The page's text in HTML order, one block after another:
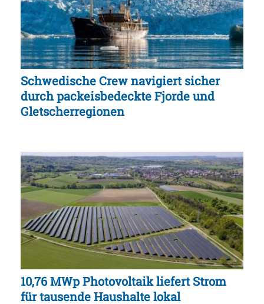
Schwedische Crew navigiert sicher
durch packeisbedeckte Fjorde und
Gletscherregionen
10,76 MWp Photovoltaik liefert Strom
für tausende Haushalte lokal